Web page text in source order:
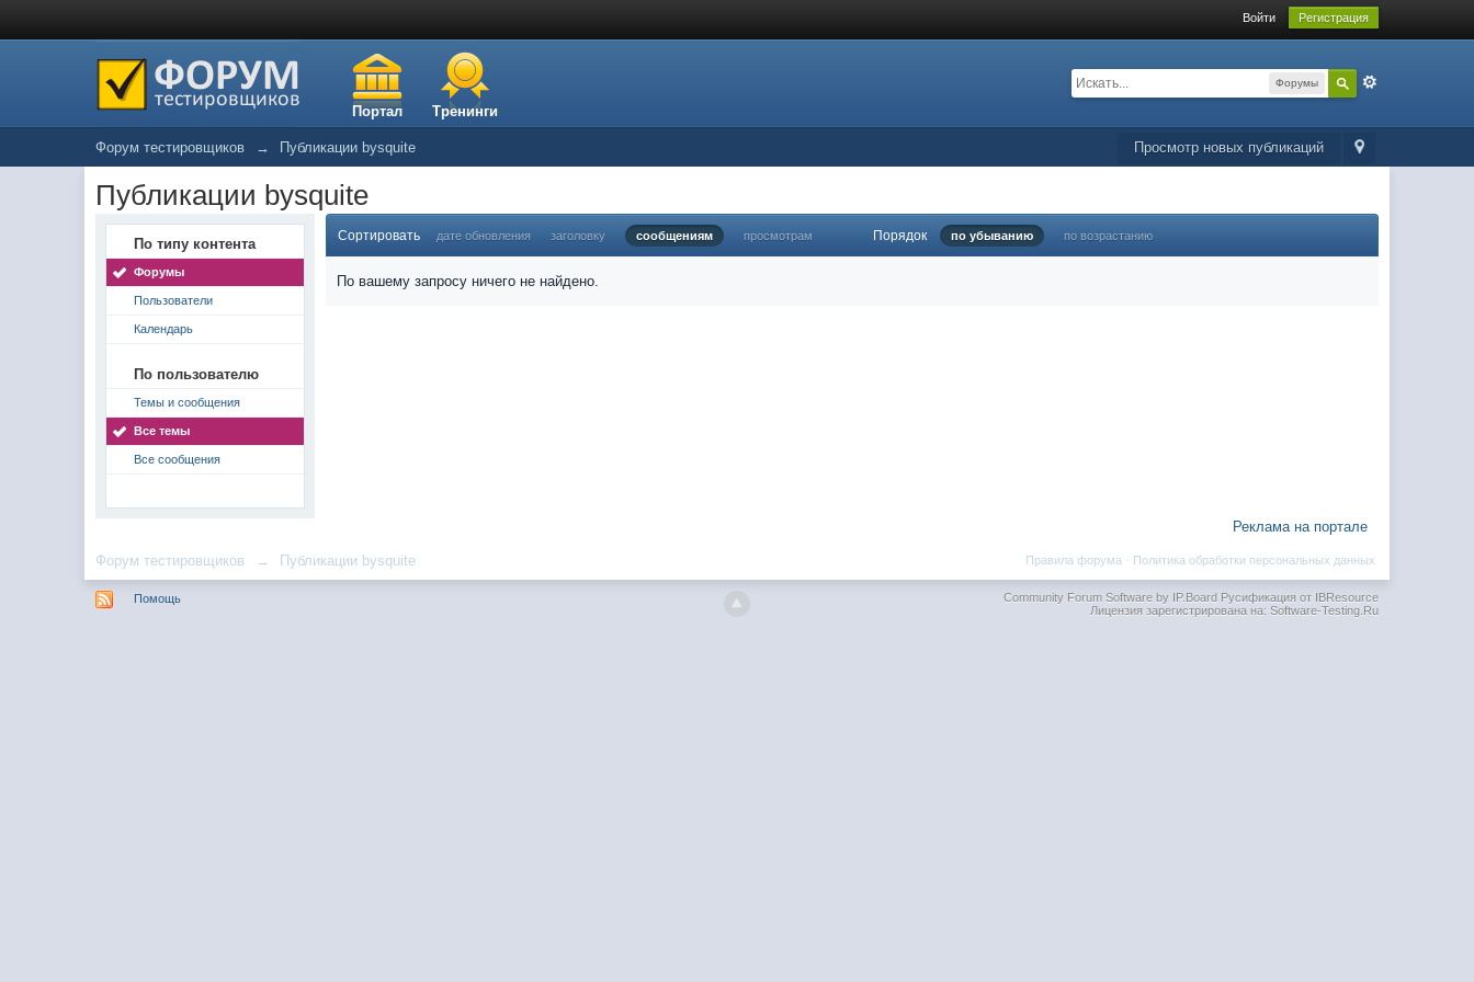
Войти Регистрация
Портал Тренинги
Форумы
Просмотр новых публикаций
Форум тестировщиков → Публикации bysquite
Публикации bysquite
По типу контента
Форумы
Пользователи
Календарь
По пользователю
Темы и сообщения
Все темы
Все сообщения
Сортировать дате обновления заголовку сообщениям просмотрам Порядок по убыванию по возрастанию
По вашему запросу ничего не найдено.
Реклама на портале
Форум тестировщиков → Публикации bysquite Политика обработки персональных данных
Правила форума ·
Помощь Community Forum Software by IP.BoardРусификация от IBResource
Лицензия зарегистрирована на: Software-Testing.Ru